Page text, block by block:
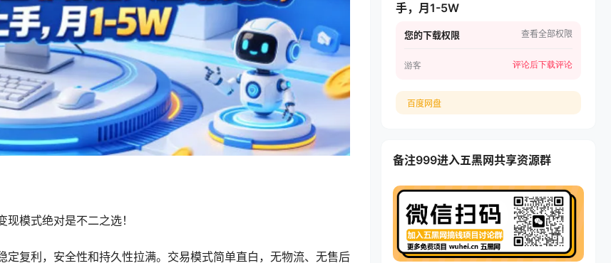
模式绝对是不二之选！
复利，安全性和持久性拉满。交易模式简单直白，无物流、无售后
手，月1-5W
您的下载权限 查看全部权限
游客 评论后下载评论
百度网盘
备注999进入五黑网共享资源群